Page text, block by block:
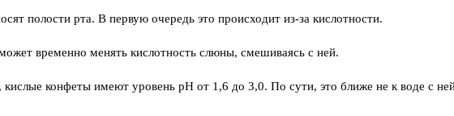
полости рта. В первую очередь это происходит из-за кислотности.
временно менять кислотность слюны, смешиваясь с ней.
конфеты имеют уровень pH от 1,6 до 3,0. По сути, это ближе не к воде с